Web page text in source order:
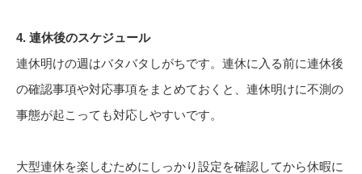
4. 連休後のスケジュール
連休明けの週はバタバタしがちです。連休に入る前に連休後
の確認事項や対応事項をまとめておくと、連休明けに不測の
事態が起こっても対応しやすいです。
大型連休を楽しむためにしっかり設定を確認してから休暇に